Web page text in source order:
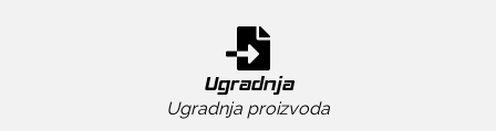
Ugradnja
Ugradnja proizvoda